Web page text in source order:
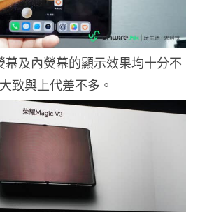
及內熒幕的顯示效果均十分不
致與上代差不多。